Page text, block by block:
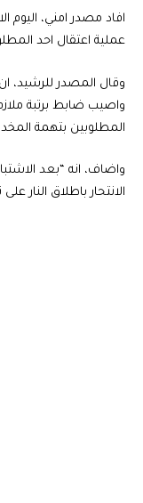
افاد مصدر امني، اليوم
عملية اعتقال احد
وقال المصدر للرشيد،
واصيب ضابط برتبة
المطلوبين بتهمة
واضاف، انه “بعد
الانتحار باطلاق النار